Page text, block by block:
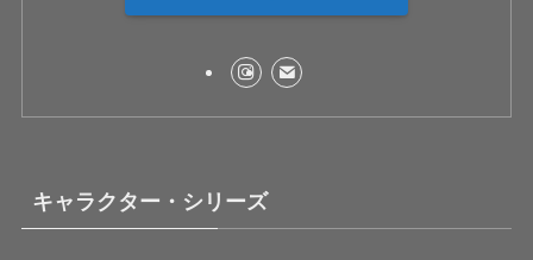
キャラクター・シリーズ